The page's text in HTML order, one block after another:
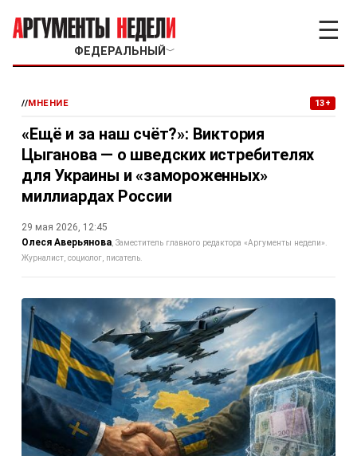
ФЕДЕРАЛЬНЫЙ ﹀
☰
//МНЕНИЕ 13+
«Ещё и за наш счёт?»: Виктория
Цыганова — о шведских истребителях
для Украины и «замороженных»
миллиардах России
29 мая 2026, 12:45
Олеся Аверьянова Заместитель главного редактора «Аргументы недели».
Журналист, социолог, писатель.